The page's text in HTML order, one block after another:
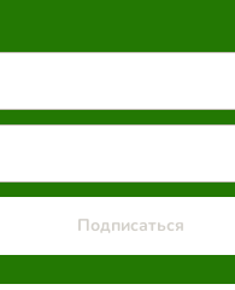
Подписаться